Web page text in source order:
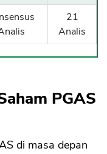
21
Analis
PGAS
di masa depan